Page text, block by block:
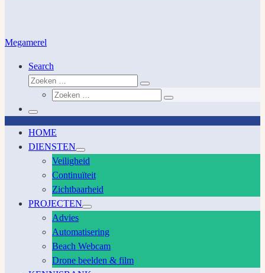
Megamerel
Search
Zoeken
Zoeken
Zoeken
Zoeken
Menu
HOME
DIENSTEN
Veiligheid
Continuïteit
Zichtbaarheid
PROJECTEN
Advies
Automatisering
Beach Webcam
Drone beelden & film